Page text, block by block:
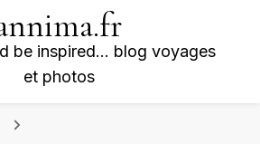
be inspired… blog voyages
et photos